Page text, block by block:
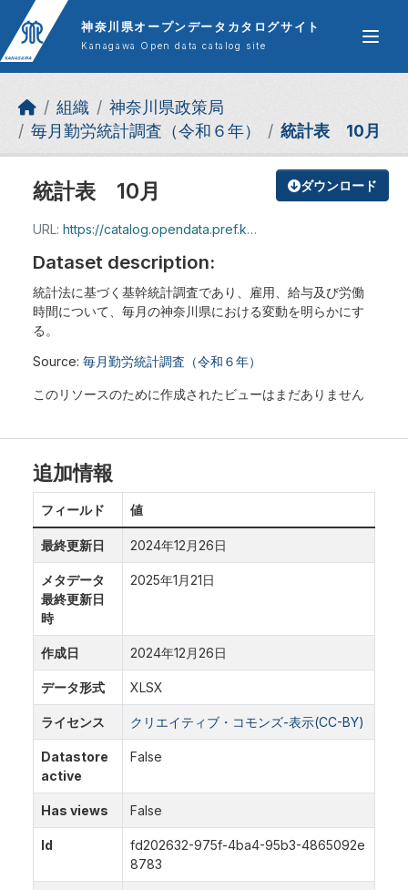
Skip to main content
神奈川県オープンデータカタログサイト
Kanagawa Open data catalog site
組織
神奈川県政策局
毎月勤労統計調査（令和６年）
統計表 10月
ダウンロード
統計表 10月
URL: https://catalog.opendata.pref.kanagawa.jp/dataset/dccc7cd1-49a4-4b71-8adc-b5ed9d73dde4/resource/fd202632-975f-4ba4-95b3-4865092e8783/download/202410toukeihyou.xlsx
Dataset description:
統計法に基づく基幹統計調査であり、雇用、給与及び労働
時間について、毎月の神奈川県における変動を明らかにす
る。
Source: 毎月勤労統計調査（令和６年）
このリソースのために作成されたビューはまだありません
追加情報
フィールド 値
最終更新日 2024年12月26日
メタデータ
最終更新日
時
2025年1月21日
作成日 2024年12月26日
データ形式 XLSX
ライセンス クリエイティブ・コモンズ-表示(CC-BY)
Datastore
active
False
Has views False
Id
fd202632-975f-4ba4-95b3-4865092e
8783